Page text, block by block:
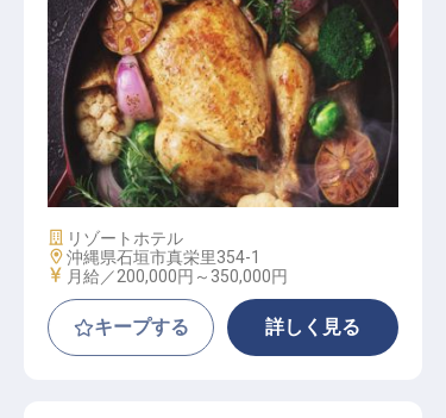
洋食調理│年間休日120日／福利厚生
充実／内定までWEB完結可
施設業態
リゾートホテル
勤務地
沖縄県石垣市真栄里354-1
給与
月給／200,000円～ 350,000円
キープする 詳しく見る